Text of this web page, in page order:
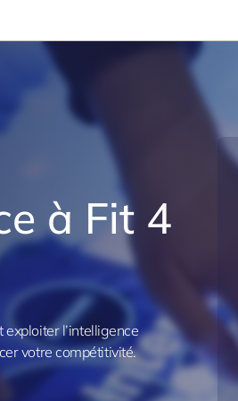
à Fit 4
l’intelligence
votre compétitivité.